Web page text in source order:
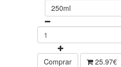
250ml
Comprar 25.97€